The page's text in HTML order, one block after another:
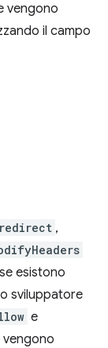
vengono
il campo
redirect ,
esistono
sviluppatore
e
vengono